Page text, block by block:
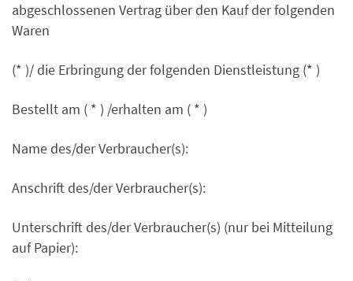
abgeschlossenen Vertrag über den Kauf der folgenden
Waren
(* )/ die Erbringung der folgenden Dienstleistung (* )
Bestellt am ( * ) /erhalten am ( * )
Name des/der Verbraucher(s):
Anschrift des/der Verbraucher(s):
Unterschrift des/der Verbraucher(s) (nur bei Mitteilung
auf Papier):